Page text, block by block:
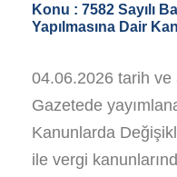
Konu : 7582 Sayılı
Yapılmasına Dair
04.06.2026 tarih ve
Gazetede
Kanunlarda
ile vergi